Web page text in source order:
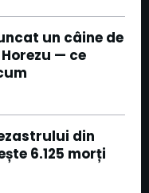
un câine de
— ce
din
6.125 morți